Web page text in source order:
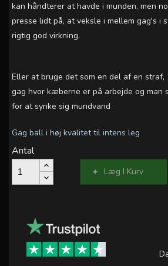
kan håndterer at havde i munden, men
presse lidt på, at veksle i mellem gag's i
rigtig god virkning.
Eller at bruge det som en del af en straf,
gag hvor kæberne er på arbejde og man
for at synke sig mundvand
Gag ball i høj kvalitet til intens leg
Antal
Læg I Kurv